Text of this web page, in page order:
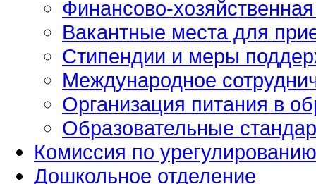
Финансово-
Вакантные места для
Стипендии и меры
Международное
Организация питания в
Образовательные
Комиссия по
Дошкольное отделение